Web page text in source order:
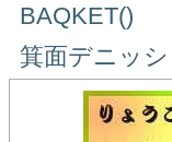
BAQKET()
箕面デニッ